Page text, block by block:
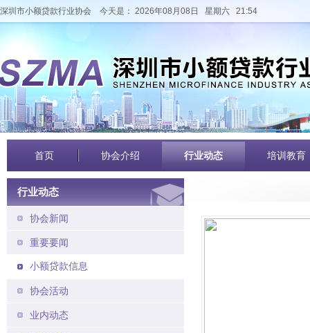
深圳市小额贷款行业协会 今天是： 2026年08月08日 星期六 21:54
首页 协会介绍 行业动态 培训教育
行业动态
协会新闻
重要要闻
小额贷款信息
协会活动
业内动态